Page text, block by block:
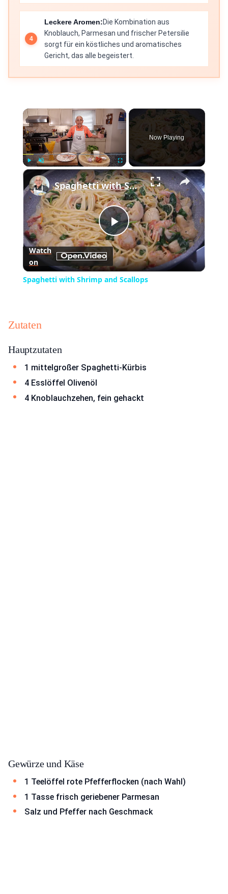
Leckere Aromen:Die Kombination aus
Knoblauch, Parmesan und frischer Petersilie
sorgt für ein köstliches und aromatisches
Gericht, das alle begeistert.
×
Play Unmute Fullscreen
Now Playing
×
Play
Video
Spaghetti with Shrimp and Scallops
Watch
on
Spaghetti with Shrimp and Scallops
Zutaten
Hauptzutaten
1 mittelgroßer Spaghetti-Kürbis
4 Esslöffel Olivenöl
4 Knoblauchzehen, fein gehackt
Gewürze und Käse
1 Teelöffel rote Pfefferflocken (nach Wahl)
1 Tasse frisch geriebener Parmesan
Salz und Pfeffer nach Geschmack